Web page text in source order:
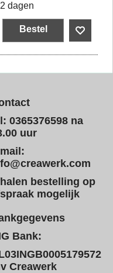
dagen
Bestel
0365376598 na
uur
bestelling op
mogelijk
Bank:
Creawerk